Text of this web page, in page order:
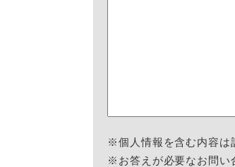
※個人情報を含む内容は
※お答えが必要なお問い